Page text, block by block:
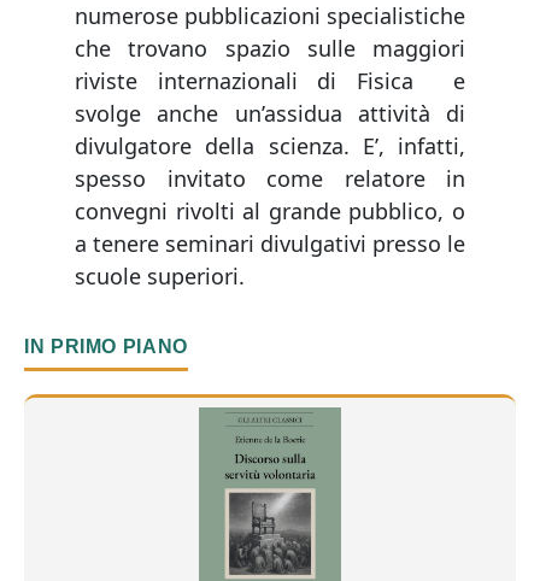
numerose pubblicazioni specialistiche
che trovano spazio sulle maggiori
riviste internazionali di Fisica e
svolge anche un’assidua attività di
divulgatore della scienza. E’, infatti,
spesso invitato come relatore in
convegni rivolti al grande pubblico, o
a tenere seminari divulgativi presso le
scuole superiori.
IN PRIMO PIANO